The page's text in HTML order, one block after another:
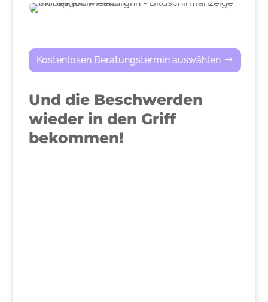
Kostenlosen Beratungstermin auswählen
Und die Beschwerden
wieder in den Griff
bekommen!